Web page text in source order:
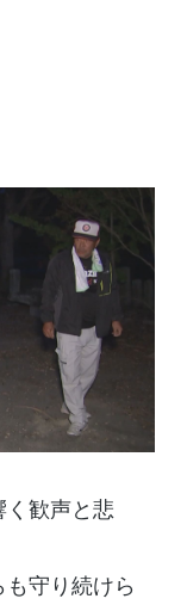
く歓声と悲
守り続けら